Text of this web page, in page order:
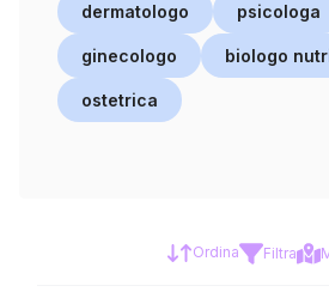
dermatologo psicologa
ginecologo biologo
ostetrica
Ordina Filtra